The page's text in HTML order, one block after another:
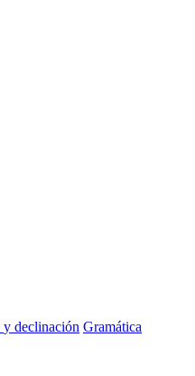
y declinación Gramática